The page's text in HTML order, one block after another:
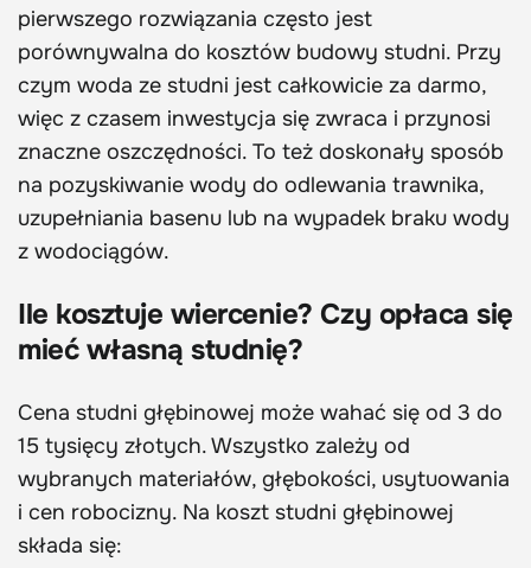
pierwszego rozwiązania często jest
porównywalna do kosztów budowy studni. Przy
czym woda ze studni jest całkowicie za darmo,
więc z czasem inwestycja się zwraca i przynosi
znaczne oszczędności. To też doskonały sposób
na pozyskiwanie wody do odlewania trawnika,
uzupełniania basenu lub na wypadek braku wody
z wodociągów.
Ile kosztuje wiercenie? Czy opłaca się
mieć własną studnię?
Cena studni głębinowej może wahać się od 3 do
15 tysięcy złotych. Wszystko zależy od
wybranych materiałów, głębokości, usytuowania
i cen robocizny. Na koszt studni głębinowej
składa się: